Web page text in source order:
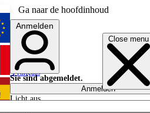
Ga naar de hoofdinhoud
Close menu
English
Français
Anmelden
Sie sind abgemeldet.
Anmelden
Licht aus